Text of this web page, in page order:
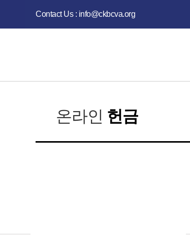
Contact Us : info@ckbcva.org
온라인 헌금